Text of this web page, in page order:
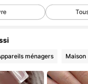
4,89 28K Suiveurs
4,89 28K Suiveurs
4,89
4,89 28K Suiveurs
4,89 28K Suiveurs
ménagers Maison